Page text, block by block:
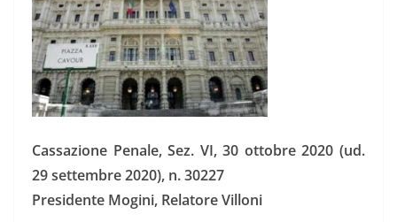
Cassazione Penale, Sez. VI, 30 ottobre 2020 (ud.
29 settembre 2020), n. 30227
Presidente Mogini, Relatore Villoni